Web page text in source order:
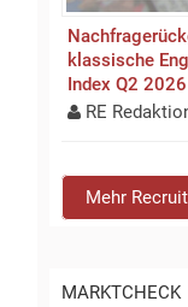
klassische
Index Q2 2026
RE
Mehr
MARKTCHECK